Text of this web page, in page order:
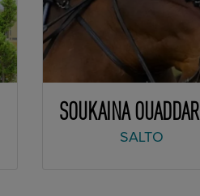
SOUKAINA OUADDAR
SALTO